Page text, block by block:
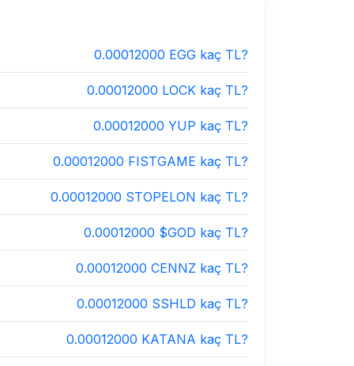
0.00012000 EGG kaç TL?
0.00012000 LOCK kaç TL?
0.00012000 YUP kaç TL?
0.00012000 FISTGAME kaç TL?
0.00012000 STOPELON kaç TL?
0.00012000 $GOD kaç TL?
0.00012000 CENNZ kaç TL?
0.00012000 SSHLD kaç TL?
0.00012000 KATANA kaç TL?